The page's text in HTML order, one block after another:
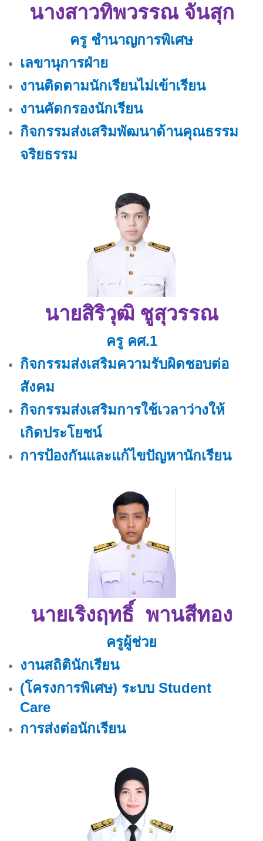
นางสาวทิพวรรณ จันสุก
ครู ชำนาญการพิเศษ
เลขานุการฝ่าย
งานติดตามนักเรียนไม่เข้าเรียน
งานคัดกรองนักเรียน
กิจกรรมส่งเสริมพัฒนาด้านคุณธรรม
จริยธรรม
นายสิริวุฒิ ชูสุวรรณ
ครู คศ.1
กิจกรรมส่งเสริมความรับผิดชอบต่อ
สังคม
กิจกรรมส่งเสริมการใช้เวลาว่างให้
เกิดประโยชน์
การป้องกันและแก้ไขปัญหานักเรียน
นายเริงฤทธิ์ พานสีทอง
ครูผู้ช่วย
งานสถิตินักเรียน
(โครงการพิเศษ) ระบบ Student
Care
การส่งต่อนักเรียน